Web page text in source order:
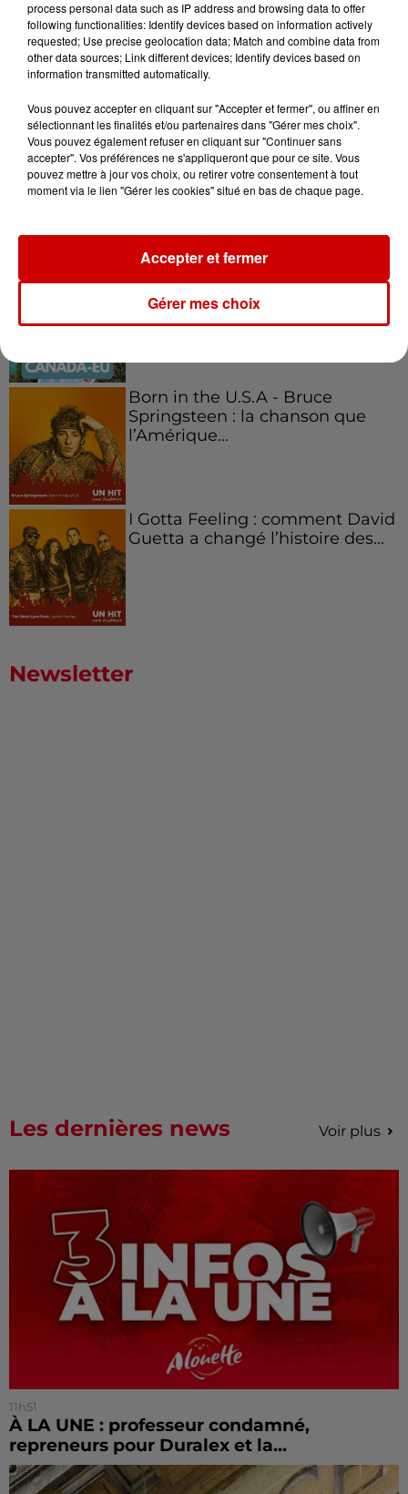
Podcasts Voir plus
Kelly Massol, figure
emblématique de
l'entrepreneuriat féminin
Canada et accueillir les bleus à
Boston,...
Born in the U.S.A - Bruce
Springsteen : la chanson que
l’Amérique...
I Gotta Feeling : comment David
Guetta a changé l’histoire des...
Newsletter
Les dernières news Voir plus
11h51
À LA UNE : professeur condamné,
repreneurs pour Duralex et la...
process personal data such as IP address and browsing data to offer
following functionalities: Identify devices based on information actively
requested; Use precise geolocation data; Match and combine data from
other data sources; Link different devices; Identify devices based on
information transmitted automatically.
Vous pouvez accepter en cliquant sur "Accepter et fermer", ou affiner en
sélectionnant les finalités et/ou partenaires dans "Gérer mes choix".
Vous pouvez également refuser en cliquant sur "Continuer sans
accepter". Vos préférences ne s'appliqueront que pour ce site. Vous
pouvez mettre à jour vos choix, ou retirer votre consentement à tout
moment via le lien "Gérer les cookies" situé en bas de chaque page.
Gérer mes choix
Accepter et fermer